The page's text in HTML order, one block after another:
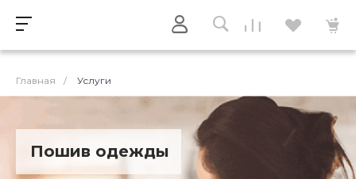
Главная / Услуги
Пошив одежды